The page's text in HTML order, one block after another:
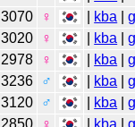
3070 ♀ kba |
3020 ♀ kba |
2978 ♀ kba |
3236 ♂ kba |
3120 ♂ kba |
2850 ♀ kba |